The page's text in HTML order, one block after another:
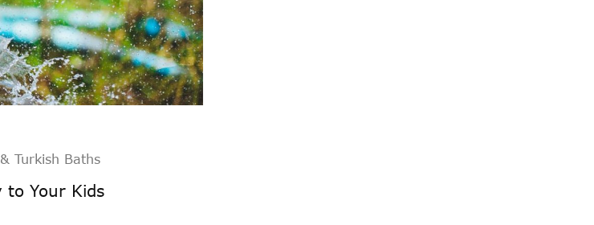
Turkish Baths
to Your Kids